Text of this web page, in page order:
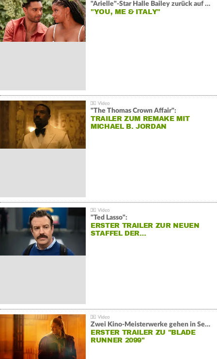
"Arielle"-Star Halle Bailey zurück auf der Leinwand:
"YOU, ME & ITALY"
"The Thomas Crown Affair":
TRAILER ZUM REMAKE MIT
MICHAEL B. JORDAN
"Ted Lasso":
ERSTER TRAILER ZUR NEUEN
STAFFEL DER…
Zwei Kino-Meisterwerke gehen in Serie:
ERSTER TRAILER ZU "BLADE
RUNNER 2099"